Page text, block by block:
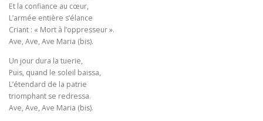
Et la confiance au cœur,
L’armée entière s’élance
Criant : « Mort à l’oppresseur ».
Ave, Ave, Ave Maria (bis).
Un jour dura la tuerie,
Puis, quand le soleil baissa,
L’étendard de la patrie
triomphant se redressa.
Ave, Ave, Ave Maria (bis).